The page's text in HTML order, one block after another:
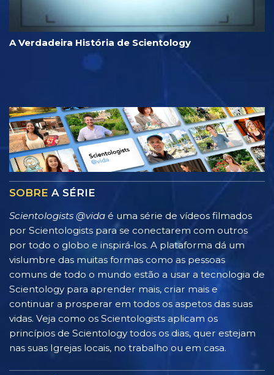
A Verdadeira História de Scientology
SOBRE A SÉRIE
Scientologists @vida é uma série de vídeos filmados
por Scientologists para se conectarem com outros
por todo o globo e inspirá‑los. A plataforma dá um
vislumbre das muitas formas como as pessoas
comuns de todo o mundo estão a usar a tecnologia de
Scientology para aprender mais, criar mais e
continuar a prosperar em todos os aspetos das suas
vidas. Veja como os Scientologists aplicam os
princípios de Scientology todos os dias, quer estejam
nas suas Igrejas locais, no trabalho ou em casa.